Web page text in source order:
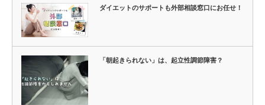
ダイエットのサポートも外部相談窓口にお任せ！
「朝起きられない」は、起立性調節障害？